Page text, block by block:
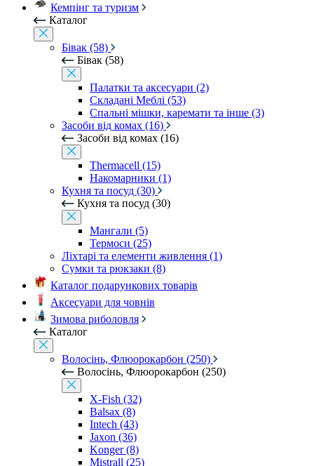
Кемпінг та туризм
Каталог
Бівак (58)
Бівак (58)
Палатки та аксесуари (2)
Складані Меблі (53)
Спальні мішки, каремати та інше (3)
Засоби від комах (16)
Засоби від комах (16)
Thermacell (15)
Накомарники (1)
Кухня та посуд (30)
Кухня та посуд (30)
Мангали (5)
Термоси (25)
Ліхтарі та елементи живлення (1)
Сумки та рюкзаки (8)
Каталог подарункових товарів
Аксесуари для човнів
Зимова риболовля
Каталог
Волосінь, Флюорокарбон (250)
Волосінь, Флюорокарбон (250)
X-Fish (32)
Balsax (8)
Intech (43)
Jaxon (36)
Konger (8)
Mistrall (25)